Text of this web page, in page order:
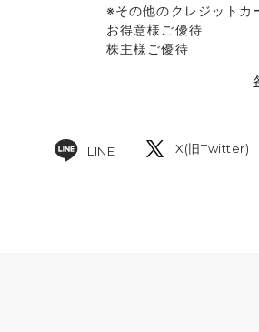
※その他のクレジットカ
お得意様ご優待
株主様ご優待
LINE X(旧Twitter)